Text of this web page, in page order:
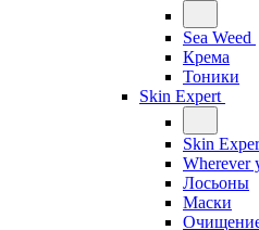
Sea Weed
Крема
Тоники
Skin Expert
Skin
Wherever
Лосьоны
Маски